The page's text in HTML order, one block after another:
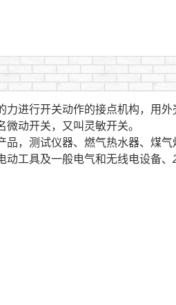
进行开关动作的接点机构，用外
动开关，又叫灵敏开关。
，测试仪器、燃气热水器、煤气
动工具及一般电气和无线电设备、